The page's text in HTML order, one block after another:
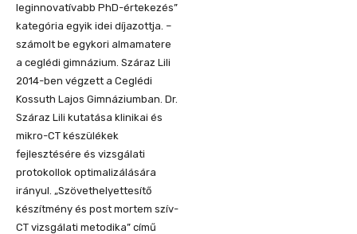
leginnovatívabb PhD-értekezés”
kategória egyik idei díjazottja. –
számolt be egykori almamatere
a ceglédi gimnázium. Száraz Lili
2014-ben végzett a Ceglédi
Kossuth Lajos Gimnáziumban. Dr.
Száraz Lili kutatása klinikai és
mikro-CT készülékek
fejlesztésére és vizsgálati
protokollok optimalizálására
irányul. „Szövethelyettesítő
készítmény és post mortem szív-
CT vizsgálati metodika” című